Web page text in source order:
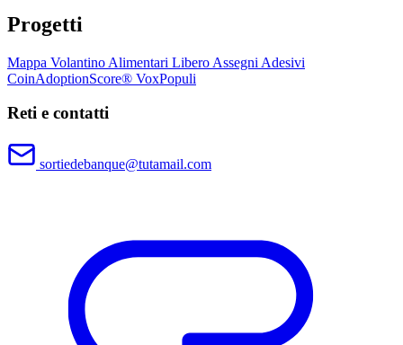
Progetti
Mappa Volantino Alimentari Libero Assegni Adesivi
CoinAdoptionScore® VoxPopuli
Reti e contatti
sortiedebanque@tutamail.com